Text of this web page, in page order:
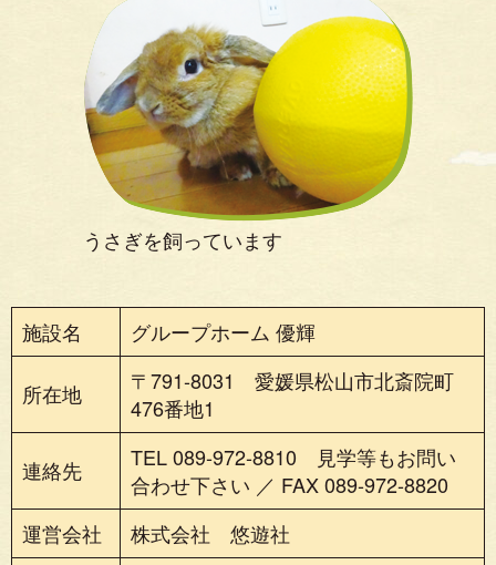
うさぎを飼っています
施設名 グループホーム 優輝
所在地
〒791-8031 愛媛県松山市北斎院町
476番地1
連絡先
TEL 089-972-8810 見学等もお問い
合わせ下さい ／ FAX 089-972-8820
運営会社
株式会社 悠遊社